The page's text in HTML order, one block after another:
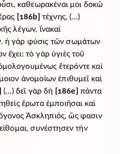
καθεωρακέναι μοι δοκῶ
[186b]
τέχνης, (...)
λέγων, ἵνακαὶ
ἡ γὰρ φύσις τῶν σωμάτων
ἔχει: τὸ γὰρ ὑγιὲς τοῦ
ἕτερόντε καὶ
ἀνομοίων ἐπιθυμεῖ καὶ
(...) δεῖ γὰρ δὴ [186e]
πάντα
ἔρωτα ἐμποιῆσαι καὶ
Ἀσκληπιός, ὥς φασιν
συνέστησεν τὴν